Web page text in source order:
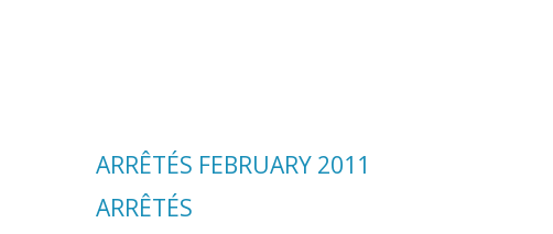
ARRÊTÉS FEBRUARY 2011
ARRÊTÉS